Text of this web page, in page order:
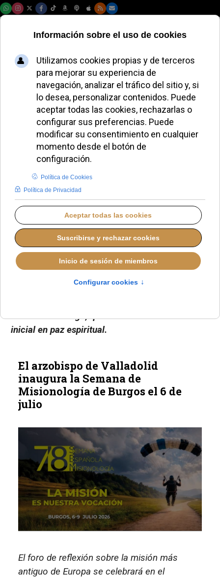
DIÓCESIS DE BURGOS
Cuatro internos reciben el
bautismo en una cárcel de
Burgos como acto de fe
sacramentos del bautismo y la confirmación en
inicial en paz espiritual.
El arzobispo de Valladolid
inaugura la Semana de
Misionología de Burgos el 6 de
julio
El foro de reflexión sobre la misión más
antiguo de Europa se celebrará en el